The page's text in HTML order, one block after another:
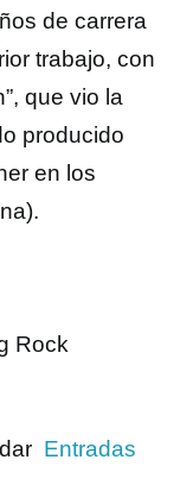
de carrera
trabajo, con
que vio la
producido
en los
Rock
Entradas